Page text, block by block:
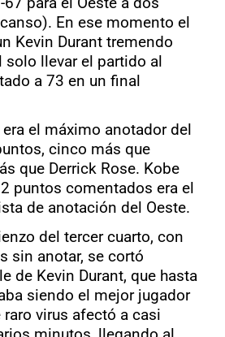
En ese momento el
Kevin Durant tremendo
llevar el partido al
a 73 en un final
el máximo anotador del
cinco más que
que Derrick Rose. Kobe
puntos comentados era el
de anotación del Oeste.
del tercer cuarto, con
sin anotar, se cortó
de Kevin Durant, que hasta
siendo el mejor jugador
virus afectó a casi